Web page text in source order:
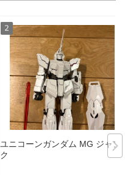
ユニコーンガンダム MG ジャン
ク